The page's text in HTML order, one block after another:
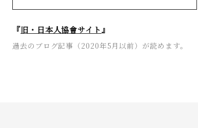
『旧・日本人協會サイト』
過去のブログ記事（2020年5月以前）が読めます。